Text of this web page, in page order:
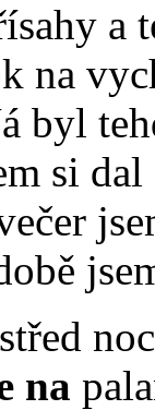
a
na
byl
si
na